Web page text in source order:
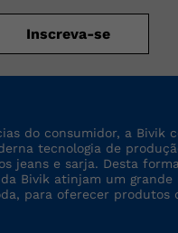
Inscreva-se
do consumidor, a Bivik
tecnologia de
jeans e sarja. Desta
Bivik atinjam um grande
para oferecer produtos